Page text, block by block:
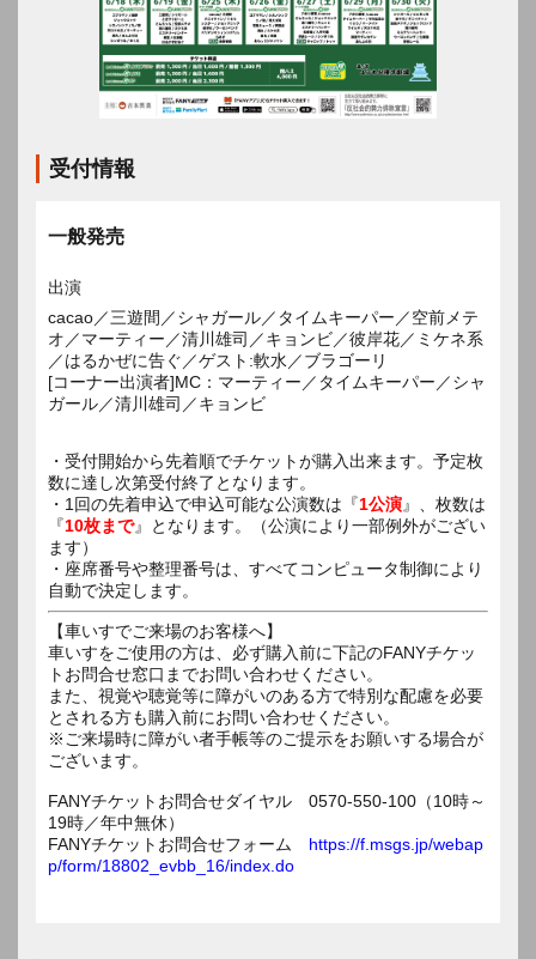
受付情報
一般発売
出演
cacao／三遊間／シャガール／タイムキーパー／空前メテ
オ／マーティー／清川雄司／キョンビ／彼岸花／ミケネ系
／はるかぜに告ぐ／ゲスト:軟水／ブラゴーリ
[コーナー出演者]MC：マーティー／タイムキーパー／シャ
ガール／清川雄司／キョンビ
・受付開始から先着順でチケットが購入出来ます。予定枚
数に達し次第受付終了となります。
・1回の先着申込で申込可能な公演数は『1公演』、枚数は
『10枚まで』となります。（公演により一部例外がござい
ます）
・座席番号や整理番号は、すべてコンピュータ制御により
自動で決定します。
【車いすでご来場のお客様へ】
車いすをご使用の方は、必ず購入前に下記のFANYチケッ
トお問合せ窓口までお問い合わせください。
また、視覚や聴覚等に障がいのある方で特別な配慮を必要
とされる方も購入前にお問い合わせください。
※ご来場時に障がい者手帳等のご提示をお願いする場合が
ございます。
FANYチケットお問合せダイヤル 0570-550-100（10時～
19時／年中無休）
FANYチケットお問合せフォーム https://f.msgs.jp/webap
p/form/18802_evbb_16/index.do